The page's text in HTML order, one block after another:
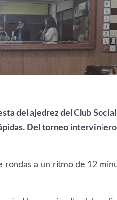
del ajedrez del Club
Del torneo
rondas a un ritmo de 12